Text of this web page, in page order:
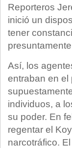
Reporteros
inició un
tener
Así, los
entraban en el
individuos, a
su poder. En
regentar el
narcotráfico.